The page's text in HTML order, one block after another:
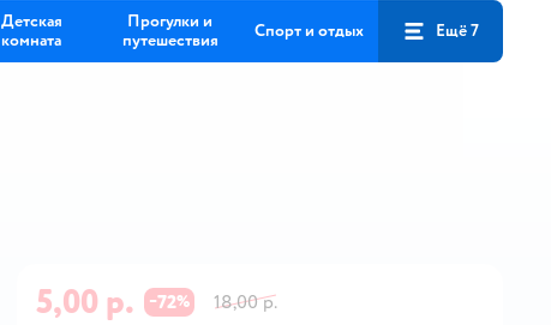
Детская
комната
Прогулки и
путешествия
Спорт и отдых Ещё 7
5,00 р. −72%
18,00 р.